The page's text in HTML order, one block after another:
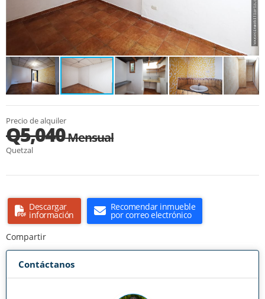
Precio de alquiler
Q5,040Mensual
Quetzal
Descargar
información
Recomendar inmueble
por correo electrónico
Compartir
Contáctanos